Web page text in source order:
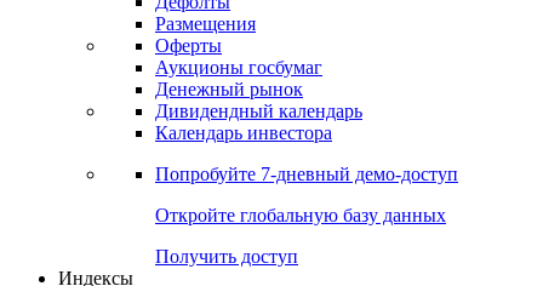
Получить доступ
Календарь
Календарь событий
Дефолты
Размещения
Оферты
Денежный рынок
Календарь инвестора
Попробуйте7-дневный